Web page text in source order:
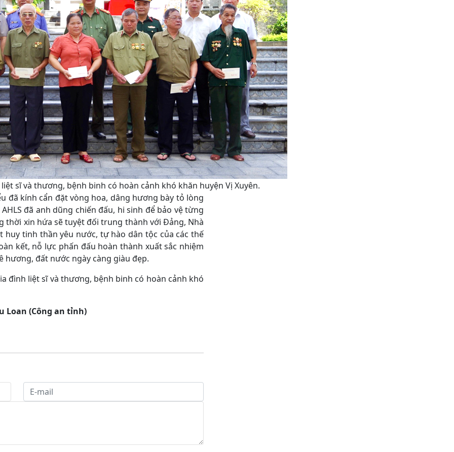
sĩ và thương, bệnh binh có hoàn cảnh khó khăn huyện Vị Xuyên.
đã kính cẩn đặt vòng hoa, dâng hương bày tỏ lòng
đã anh dũng chiến đấu, hi sinh để bảo vệ từng
thời xin hứa sẽ tuyệt đối trung thành với Đảng, Nhà
huy tinh thần yêu nước, tự hào dân tộc của các thế
kết, nỗ lực phấn đấu hoàn thành xuất sắc nhiệm
hương, đất nước ngày càng giàu đẹp.
đình liệt sĩ và thương, bệnh binh có hoàn cảnh khó
Loan (Công an tỉnh)